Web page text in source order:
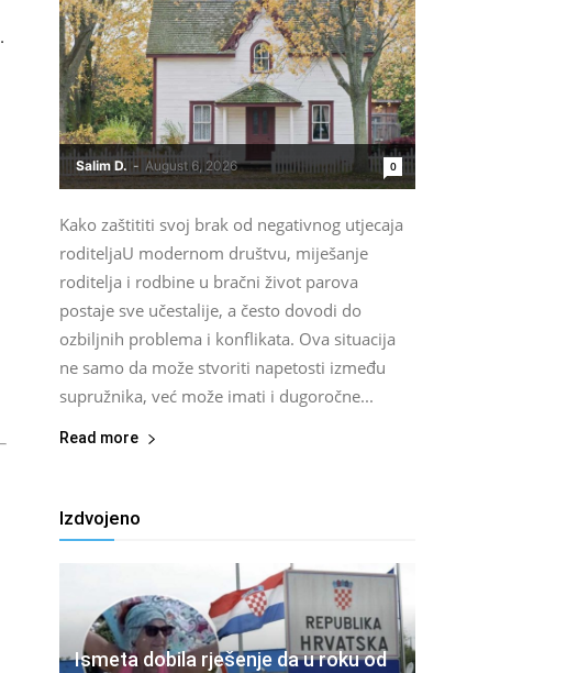
.
Salim D. - August 6, 2026 0
Kako zaštititi svoj brak od negativnog utjecaja
roditeljaU modernom društvu, miješanje
roditelja i rodbine u bračni život parova
postaje sve učestalije, a često dovodi do
ozbiljnih problema i konflikata. Ova situacija
ne samo da može stvoriti napetosti između
supružnika, već može imati i dugoročne...
Read more
Izdvojeno
Ismeta dobila rješenje da u roku od